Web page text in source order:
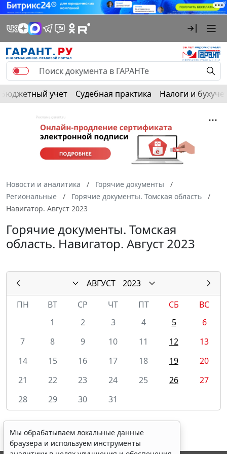
Бюджетный учет Судебная практика Налоги и
Новости и аналитика
Горячие документы
Региональные
Горячие документы. Томская область
Навигатор. Август 2023
Горячие документы. Томская
область. Навигатор. Август 2023
АВГУСТ
2023
ПН
ВТ СР ЧТ ПТ СБ
ВС
1
2 3 4 5
6
7
8 9 10 11 12
13
14
15 16 17 18 19
20
21
22 23 24 25 26
27
28
29 30 31
Мы обрабатываем локальные данные
браузера и используем инструменты